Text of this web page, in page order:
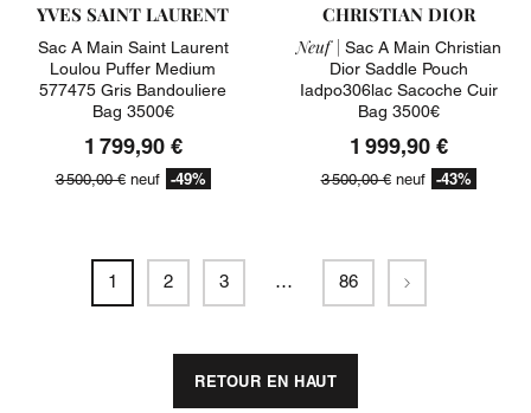
YVES SAINT LAURENT
Sac A Main Saint Laurent
Loulou Puffer Medium
577475 Gris Bandouliere
Bag 3500€
1 799,90 €
3 500,00 €neuf -49%
CHRISTIAN DIOR
Neuf | Sac A Main Christian
Dior Saddle Pouch
Iadpo306lac Sacoche Cuir
Bag 3500€
1 999,90 €
3 500,00 €neuf -43%
1 2 3 … 86 Suivant
RETOUR EN HAUT